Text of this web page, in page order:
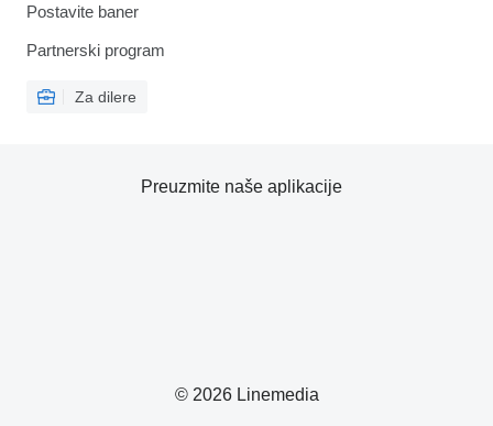
Postavite baner
Partnerski program
Za dilere
© 2026 Linemedia
Preuzmite naše aplikacije